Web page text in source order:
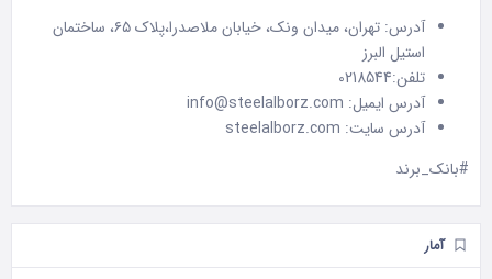
آدرس: تهران، میدان ونک، خیابان ملاصدرا،پلاک ۶۵، ساختمان
استیل البرز
تلفن:0218544
آدرس ایمیل: info@steelalborz.com
آدرس سایت: steelalborz.com
#بانک_برند
آمار